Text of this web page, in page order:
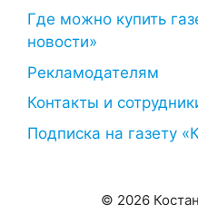
Где можно купить
новости»
Рекламодателям
Контакты и
Подписка на газету
© 2026